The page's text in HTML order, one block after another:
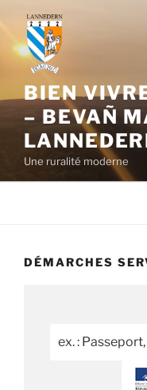
contenu
principal
BIEN
– BEVAÑ
Une ruralité moderne
DÉMARCHES